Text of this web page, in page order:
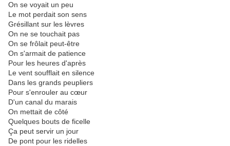
On se voyait un peu
Le mot perdait son sens
Grésillant sur les lèvres
On ne se touchait pas
On se frôlait peut-être
On s'armait de patience
Pour les heures d'après
Le vent soufflait en silence
Dans les grands peupliers
Pour s'enrouler au cœur
D'un canal du marais
On mettait de côté
Quelques bouts de ficelle
Ça peut servir un jour
De pont pour les ridelles